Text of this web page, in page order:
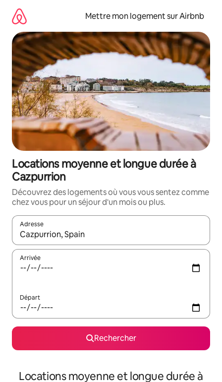
directement
contenu
Mettre mon logement sur Airbnb
Locations moyenne et longue durée à
Cazpurrion
Découvrez des logements où vous vous sentez comme
chez vous pour un séjour d'un mois ou plus.
Adresse
Lorsque les résultats s'affichent, utilisez les flèches vers le
Arrivée
Départ
Rechercher
Locations moyenne et longue durée à